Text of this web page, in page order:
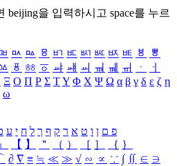
beijing을 입력하시고 space를 누르
ㅯ ㅰ ㅱ ㅲ ㅳ ㅴ ㅵ ㅶ ㅷ ㅸ
ㅹ
ㆄ ㆅ ㆆ ㆇ ㆈ ㆉ ㆊ ㆋ ㆌ ㆍ
ㆎ
Ξ Ο Π Ρ Σ ΤΥ Φ Χ Ψ Ω α β γ δ ε ζ η
ω
פ ם ן ו ט א ר ק ף ך ל ח י ע
【 】 ＂ （ ） ［ ］ ｛ ｝
∂ ∇ ≡ ≒ ≪ ≫ √ ∽ ∝ ∵ ∫ ∬ ∈ ∋